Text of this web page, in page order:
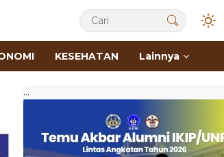
KESEHATAN Lainnya
...